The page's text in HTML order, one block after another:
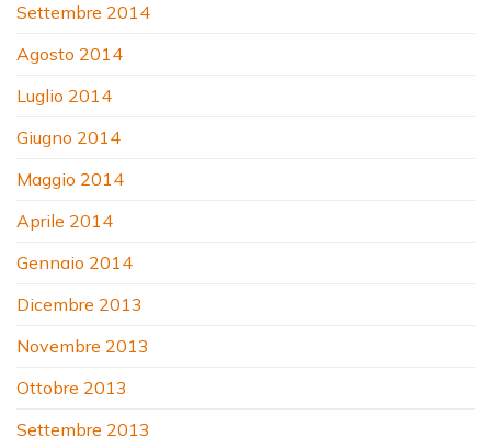
Settembre 2014
Agosto 2014
Luglio 2014
Giugno 2014
Maggio 2014
Aprile 2014
Gennaio 2014
Dicembre 2013
Novembre 2013
Ottobre 2013
Settembre 2013